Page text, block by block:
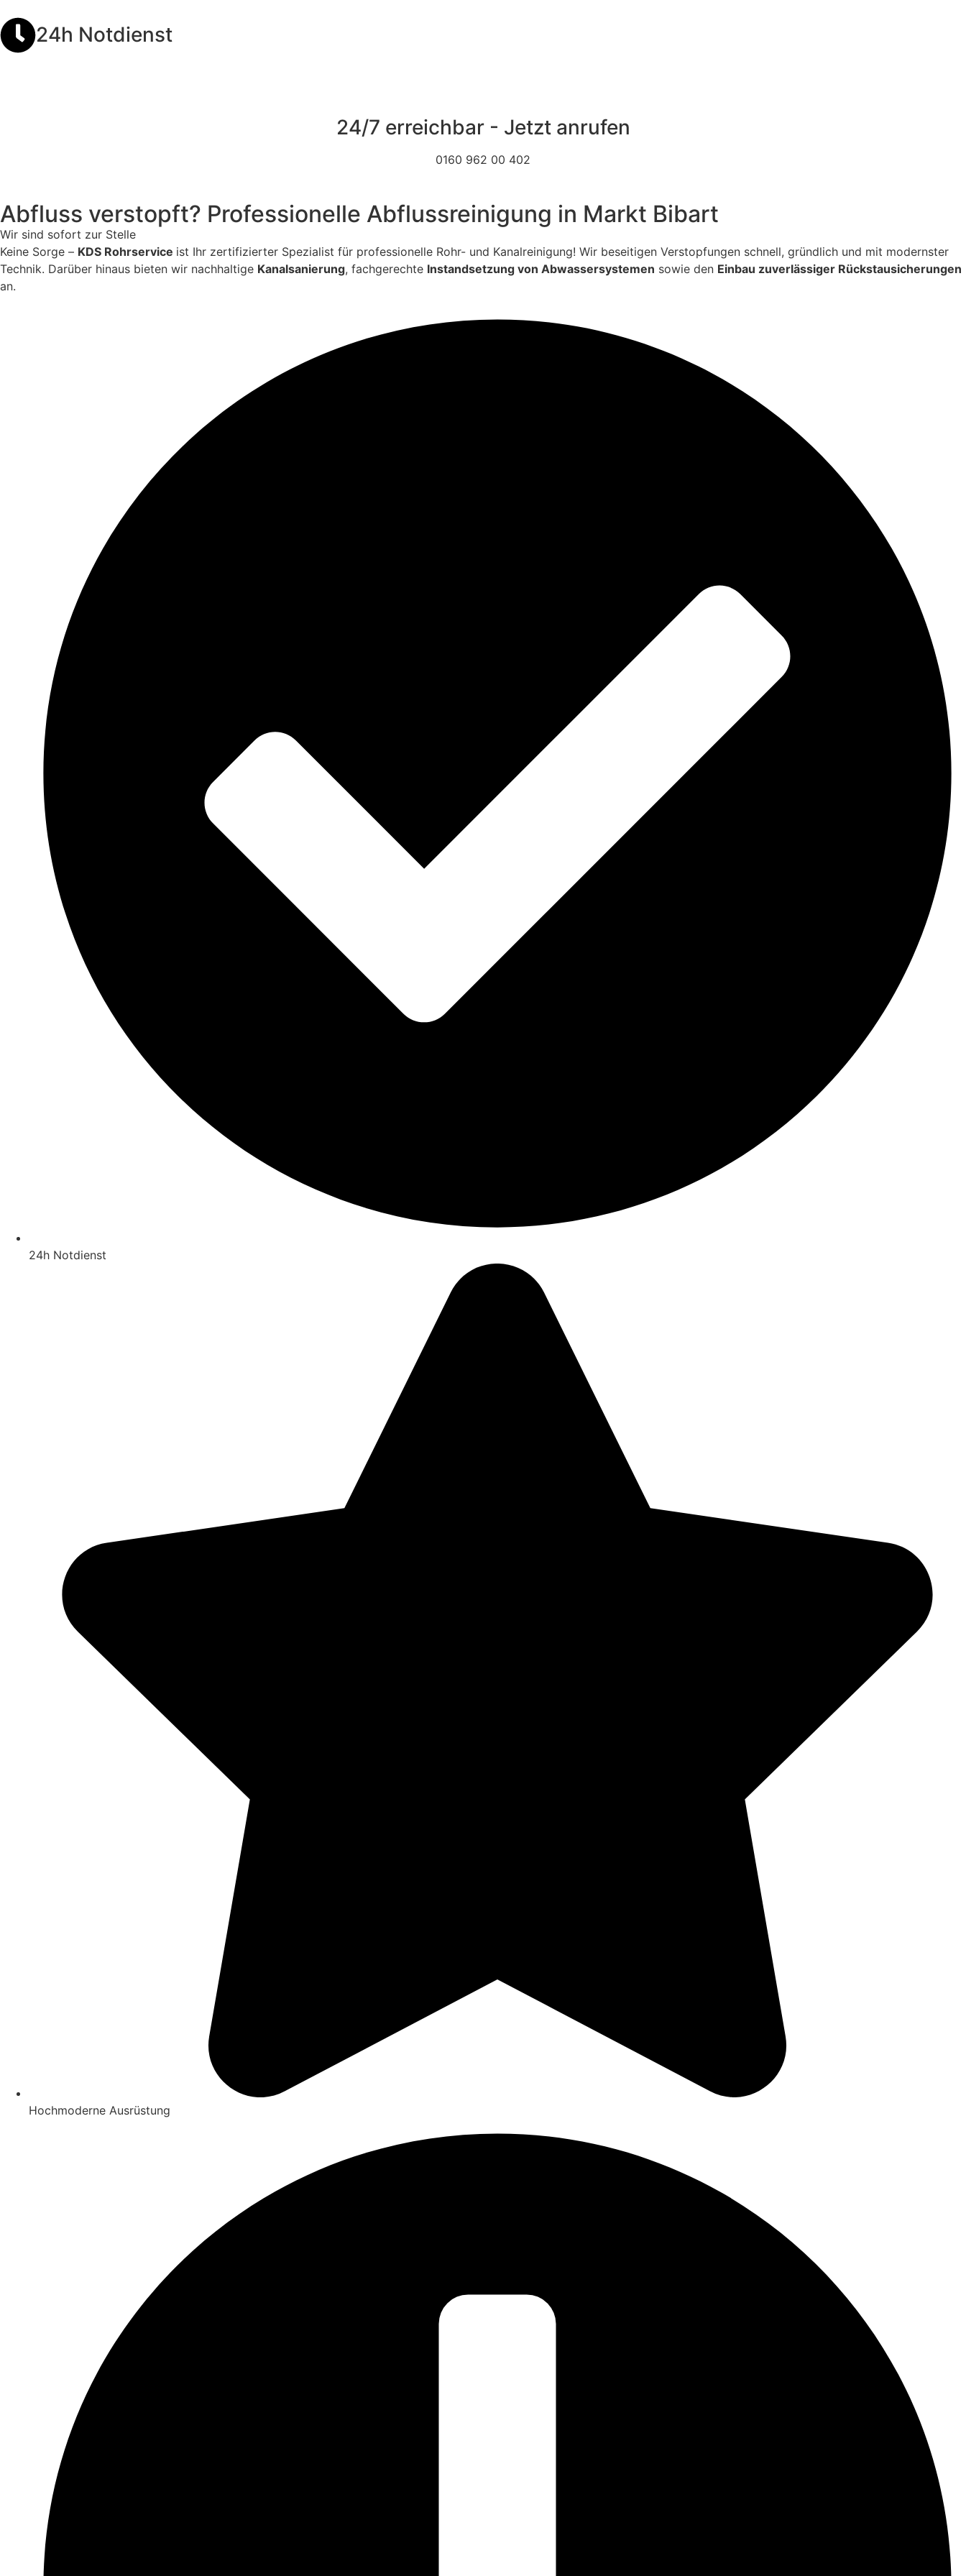
24h Notdienst
24/7 erreichbar - Jetzt anrufen
0160 962 00 402
Abfluss verstopft? Professionelle Abflussreinigung in Markt Bibart
Wir sind sofort zur Stelle
Keine Sorge – KDS Rohrservice ist Ihr zertifizierter Spezialist für professionelle Rohr- und Kanalreinigung! Wir beseitigen Verstopfungen schnell, gründlich und mit modernster
Technik. Darüber hinaus bieten wir nachhaltige Kanalsanierung, fachgerechte Instandsetzung von Abwassersystemen sowie den Einbau zuverlässiger Rückstausicherungen
an.
24h Notdienst
Hochmoderne Ausrüstung